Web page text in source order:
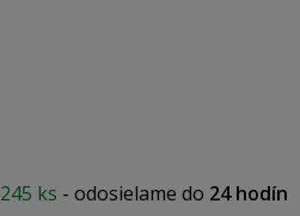
245 ks - odosielame do 24 hodín